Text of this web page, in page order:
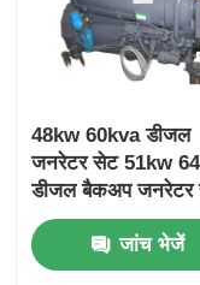
48kw 60kva डीजल
जनरेटर सेट 51kw
डीजल बैकअप जनरेटर
जांच भेजें